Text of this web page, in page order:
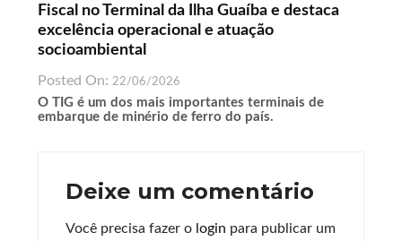
Fiscal no Terminal da Ilha Guaíba e destaca
excelência operacional e atuação
socioambiental
Posted On: 22/06/2026
O TIG é um dos mais importantes terminais de
embarque de minério de ferro do país.
Deixe um comentário
Você precisa fazer o login para publicar um